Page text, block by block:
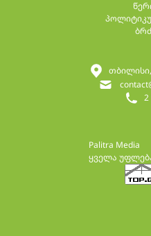
Palitra Media
ყველა
2
თბილისი,